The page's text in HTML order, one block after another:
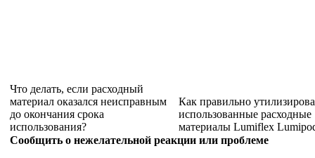
Что делать, если расходный
материал оказался неисправным
до окончания срока
использования?
Как правильно
использованные расходные
материалы Lumiflex
Сообщить о нежелательной реакции или проблеме